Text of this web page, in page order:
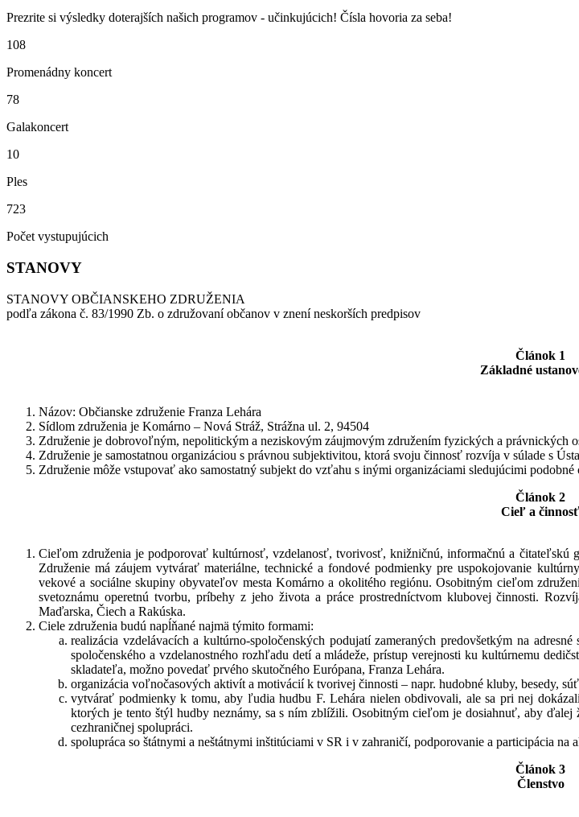
Prezrite si výsledky doterajších našich programov - učinkujúcich! Čísla hovoria za seba!
108
Promenádny koncert
78
Galakoncert
10
Ples
723
Počet vystupujúcich
STANOVY
STANOVY OBČIANSKEHO ZDRUŽENIA
podľa zákona č. 83/1990 Zb. o združovaní občanov v znení neskorších predpisov
Článok 1
Základné
Názov: Občianske združenie Franza Lehára
Sídlom združenia je Komárno – Nová Stráž, Strážna ul. 2, 94504
Združenie je dobrovoľným, nepolitickým a neziskovým záujmovým združením fyzických a právnických
Združenie je samostatnou organizáciou s právnou subjektivitou, ktorá svoju činnosť rozvíja v súlade s
Združenie môže vstupovať ako samostatný subjekt do vzťahu s inými organizáciami sledujúcimi
Článok 2
Cieľ a činnosť
Cieľom združenia je podporovať kultúrnosť, vzdelanosť, tvorivosť, knižničnú, informačnú a čitateľskú
Združenie má záujem vytvárať materiálne, technické a fondové podmienky pre uspokojovanie
vekové a sociálne skupiny obyvateľov mesta Komárno a okolitého regiónu. Osobitným cieľom
svetoznámu operetnú tvorbu, príbehy z jeho života a práce prostredníctvom klubovej činnosti.
Maďarska, Čiech a Rakúska.
Ciele združenia budú napĺňané najmä týmito formami:
realizácia vzdelávacích a kultúrno-spoločenských podujatí zameraných predovšetkým na
spoločenského a vzdelanostného rozhľadu detí a mládeže, prístup verejnosti ku kultúrnemu
skladateľa, možno povedať prvého skutočného Európana, Franza Lehára.
organizácia voľnočasových aktivít a motivácií k tvorivej činnosti – napr. hudobné kluby, besedy,
vytvárať podmienky k tomu, aby ľudia hudbu F. Lehára nielen obdivovali, ale sa pri nej
ktorých je tento štýl hudby neznámy, sa s ním zblížili. Osobitným cieľom je dosiahnuť, aby
cezhraničnej spolupráci.
spolupráca so štátnymi a neštátnymi inštitúciami v SR i v zahraničí, podporovanie a participácia
Článok 3
Členstvo